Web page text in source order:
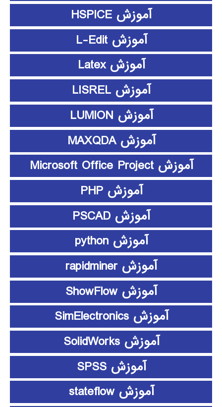
آموزش HSPICE
آموزش L-Edit
آموزش Latex
آموزش LISREL
آموزش LUMION
آموزش MAXQDA
آموزش Microsoft Office Project
آموزش PHP
آموزش PSCAD
آموزش python
آموزش rapidminer
آموزش ShowFlow
آموزش SimElectronics
آموزش SolidWorks
آموزش SPSS
آموزش stateflow